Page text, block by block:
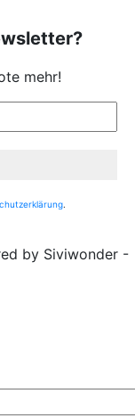
mehr!
.
by Siviwonder -